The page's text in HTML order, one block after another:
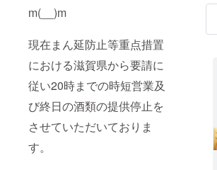
m(__)m
現在まん延防止等重点措置
における滋賀県から要請に
従い20時までの時短営業及
び終日の酒類の提供停止を
させていただいておりま
す。